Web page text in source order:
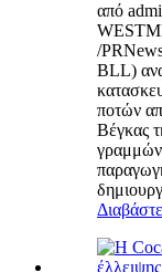
από
/
BLL)
ποτών
Βέγκας
γραμμών